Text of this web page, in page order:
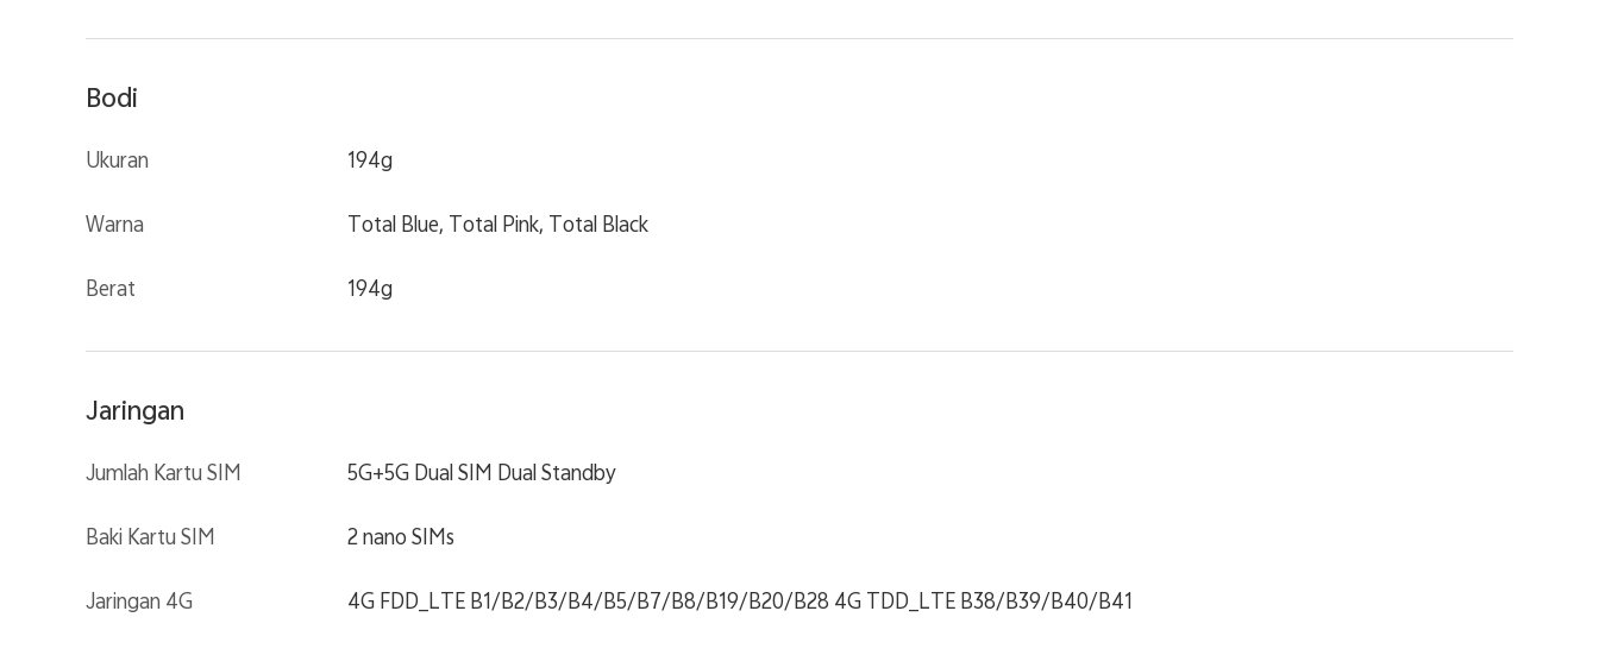
Bodi
Ukuran 194g
Warna Total Blue, Total Pink, Total Black
Berat 194g
Jaringan
Jumlah Kartu SIM 5G+5G Dual SIM Dual Standby
Baki Kartu SIM 2 nano SIMs
Jaringan 4G 4G FDD_LTE B1/B2/B3/B4/B5/B7/B8/B19/B20/B28 4G TDD_LTE B38/B39/B40/B41